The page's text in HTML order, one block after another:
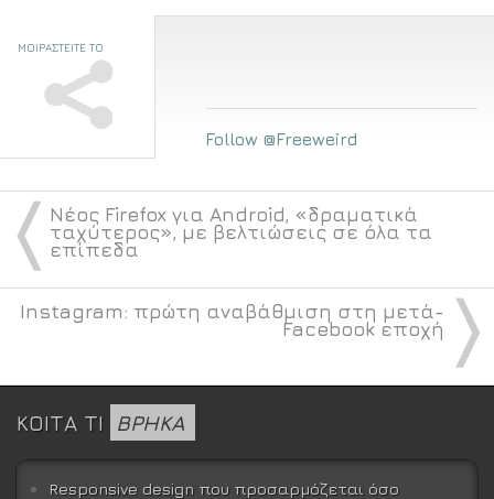
ΜΟΙΡΑΣΤΕΙΤΕ ΤΟ
Follow @Freeweird
〈 Νέος Firefox για Android, «δραματικά
ταχύτερος», με βελτιώσεις σε όλα τα
επίπεδα
〉
Instagram: πρώτη αναβάθμιση στη μετά-
Facebook εποχή
ΚΟΙΤΑ ΤΙ ΒΡΗΚΑ
Responsive design που προσαρμόζεται όσο